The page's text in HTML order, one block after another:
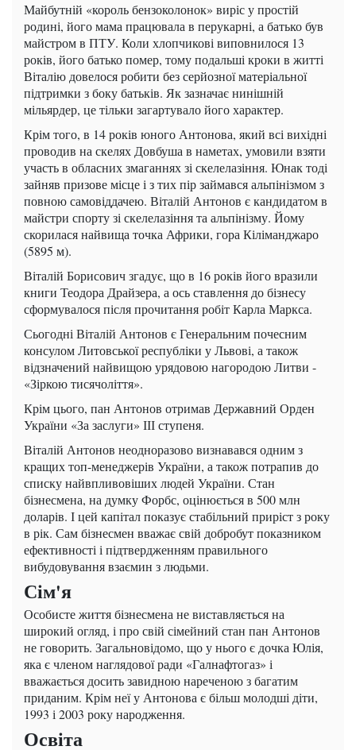
Майбутній «король бензоколонок» виріс у простій
родині, його мама працювала в перукарні, а батько був
майстром в ПТУ. Коли хлопчикові виповнилося 13
років, його батько помер, тому подальші кроки в житті
Віталію довелося робити без серйозної матеріальної
підтримки з боку батьків. Як зазначає нинішній
мільярдер, це тільки загартувало його характер.
Крім того, в 14 років юного Антонова, який всі вихідні
проводив на скелях Довбуша в наметах, умовили взяти
участь в обласних змаганнях зі скелелазіння. Юнак тоді
зайняв призове місце і з тих пір займався альпінізмом з
повною самовіддачею. Віталій Антонов є кандидатом в
майстри спорту зі скелелазіння та альпінізму. Йому
скорилася найвища точка Африки, гора Кіліманджаро
(5895 м).
Віталій Борисович згадує, що в 16 років його вразили
книги Теодора Драйзера, а ось ставлення до бізнесу
сформувалося після прочитання робіт Карла Маркса.
Сьогодні Віталій Антонов є Генеральним почесним
консулом Литовської республіки у Львові, а також
відзначений найвищою урядовою нагородою Литви -
«Зіркою тисячоліття».
Крім цього, пан Антонов отримав Державний Орден
України «За заслуги» ІІІ ступеня.
Віталій Антонов неодноразово визнавався одним з
кращих топ-менеджерів України, а також потрапив до
списку найвпливовіших людей України. Стан
бізнесмена, на думку Форбс, оцінюється в 500 млн
доларів. І цей капітал показує стабільний приріст з року
в рік. Сам бізнесмен вважає свій добробут показником
ефективності і підтвердженням правильного
вибудовування взаємин з людьми.
Сім'я
Особисте життя бізнесмена не виставляється на
широкий огляд, і про свій сімейний стан пан Антонов
не говорить. Загальновідомо, що у нього є дочка Юлія,
яка є членом наглядової ради «Галнафтогаз» і
вважається досить завидною нареченою з багатим
приданим. Крім неї у Антонова є більш молодші діти,
1993 і 2003 року народження.
Освіта